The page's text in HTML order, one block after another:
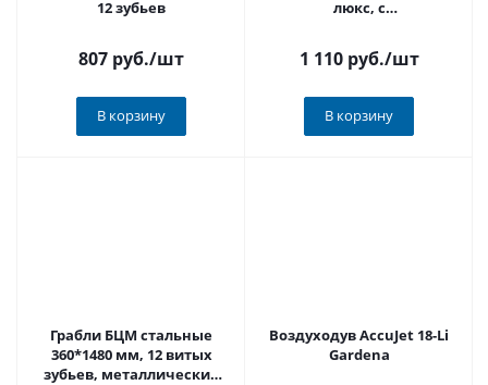
12 зубьев
807 руб./шт
В корзину
люкс, с
черенком и ручкой, 118
см
1 110 руб./шт
В корзину
Грабли БЦМ стальные
360*1480 мм, 12 витых
зубьев, металлический
Воздуходув AccuJet 18-Li
Gardena